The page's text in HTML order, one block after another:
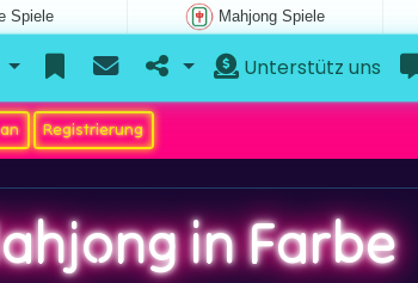
Spiele Mahjong Spiele
Unterstütz uns
Registrierung
in Farbe